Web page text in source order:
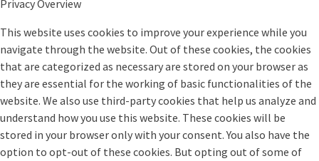
Privacy Overview
This website uses cookies to improve your experience while you
navigate through the website. Out of these cookies, the cookies
that are categorized as necessary are stored on your browser as
they are essential for the working of basic functionalities of the
website. We also use third-party cookies that help us analyze and
understand how you use this website. These cookies will be
stored in your browser only with your consent. You also have the
option to opt-out of these cookies. But opting out of some of